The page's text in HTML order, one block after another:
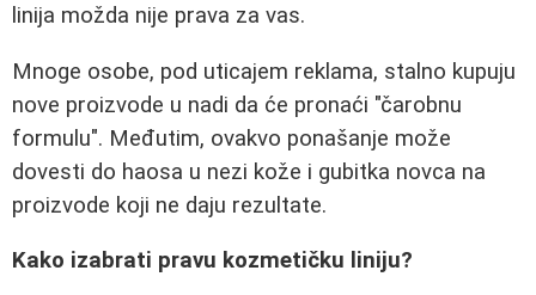
linija možda nije prava za vas.
Mnoge osobe, pod uticajem reklama, stalno kupuju
nove proizvode u nadi da će pronaći "čarobnu
formulu". Međutim, ovakvo ponašanje može
dovesti do haosa u nezi kože i gubitka novca na
proizvode koji ne daju rezultate.
Kako izabrati pravu kozmetičku liniju?